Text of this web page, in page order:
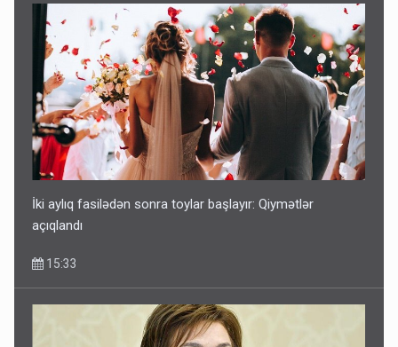
İki aylıq fasilədən sonra toylar başlayır: Qiymətlər
açıqlandı
15:33